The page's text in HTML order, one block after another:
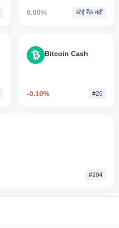
0.00% कोई रैंक नहीं
Bitcoin Cash
-0.10% #26
#204